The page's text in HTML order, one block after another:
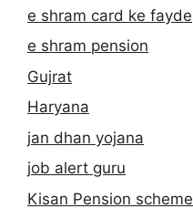
e shram card ke fayde
e shram pension
Gujrat
Haryana
jan dhan yojana
job alert guru
Kisan Pension scheme